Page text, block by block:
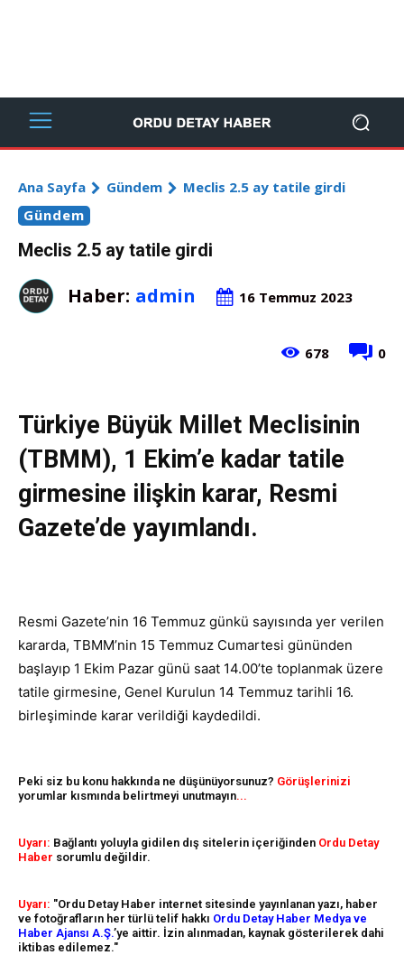
Ana Sayfa Gündem
Meclis 2.5 ay tatile girdi
Gündem
Meclis 2.5 ay tatile girdi
Haber: admin 16 Temmuz 2023
0
678
Türkiye Büyük Millet Meclisinin
(TBMM), 1 Ekim’e kadar tatile
girmesine ilişkin karar, Resmi
Gazete’de yayımlandı.
Resmi Gazete’nin 16 Temmuz günkü sayısında yer verilen
kararda, TBMM’nin 15 Temmuz Cumartesi gününden
başlayıp 1 Ekim Pazar günü saat 14.00’te toplanmak üzere
tatile girmesine, Genel Kurulun 14 Temmuz tarihli 16.
birleşiminde karar verildiği kaydedildi.
Peki siz bu konu hakkında ne düşünüyorsunuz? Görüşlerinizi
yorumlar kısmında belirtmeyi unutmayın...
Uyarı: Bağlantı yoluyla gidilen dış sitelerin içeriğinden Ordu Detay
Haber sorumlu değildir.
Uyarı: "Ordu Detay Haber internet sitesinde yayınlanan yazı, haber
ve fotoğrafların her türlü telif hakkı Ordu Detay Haber Medya ve
Haber Ajansı A.Ş.’ye aittir. İzin alınmadan, kaynak gösterilerek dahi
iktibas edilemez."